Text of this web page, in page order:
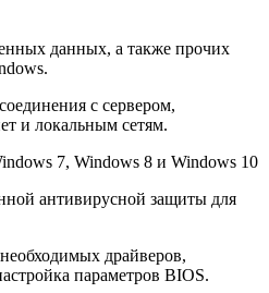
данных, а также прочих
с сервером,
и локальным сетям.
7, Windows 8 и Windows 10
антивирусной защиты для
драйверов,
параметров BIOS.